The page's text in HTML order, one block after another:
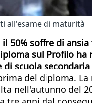
all'esame di maturità
50% soffre di
sul Profilo
scuola
del diploma.
nell'autunno del